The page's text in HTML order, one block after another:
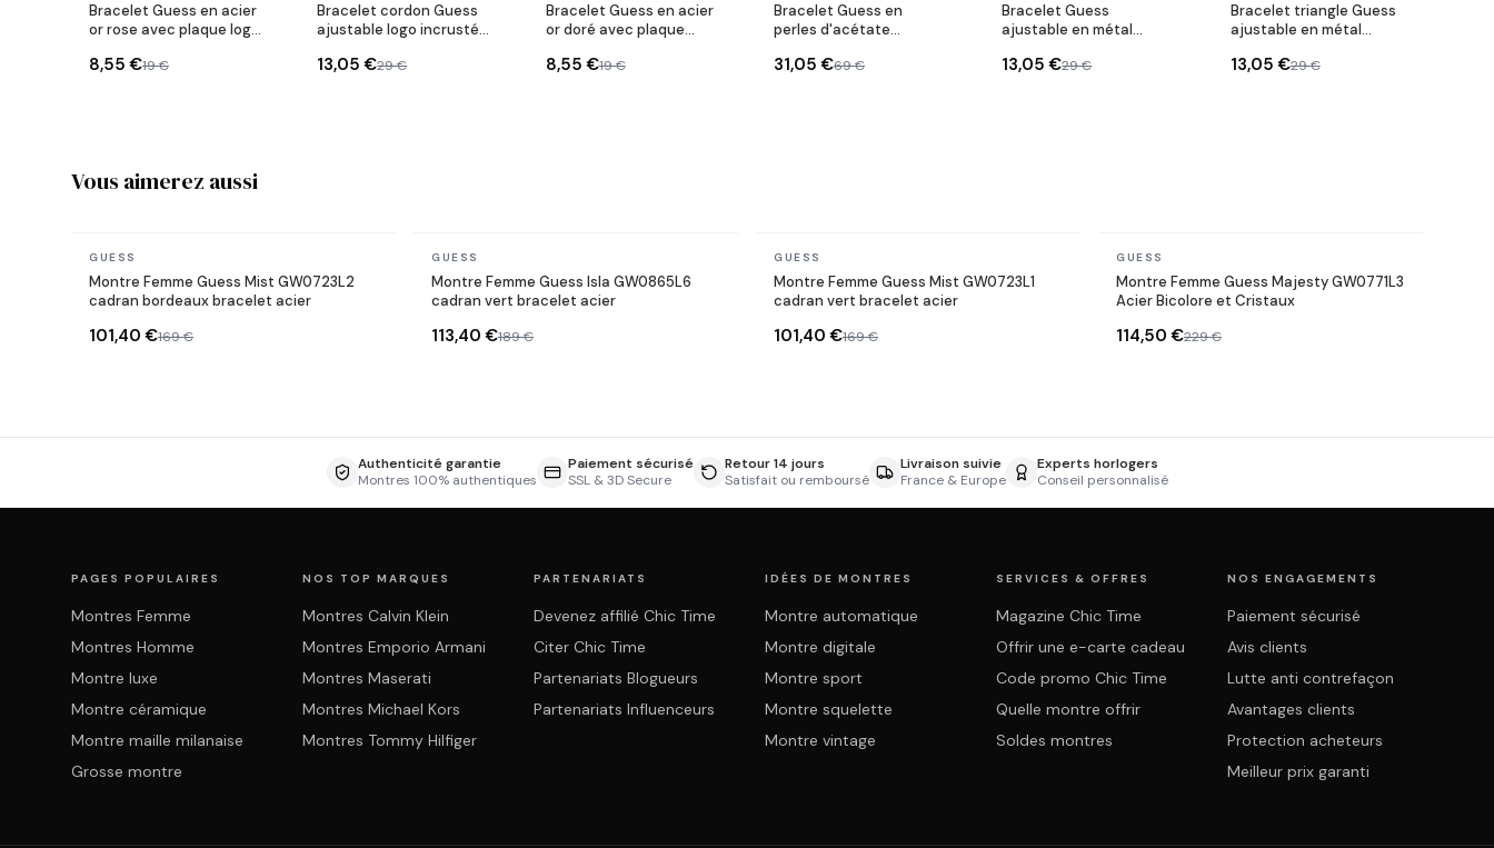
Bracelet Guess en acier
or rose avec plaque logo
8,55 €19 €
Bracelet cordon Guess
ajustable logo incrusté
13,05 €29 €
Bracelet Guess en acier
or doré avec plaque
8,55 €19 €
Bracelet Guess en
perles d'acétate
logo
31,05 €69 €
Bracelet Guess
ajustable en métal
de cristaux
13,05 €29 €
Bracelet triangle Guess
ajustable en métal
cristaux
13,05 €29 €
Vous aimerez aussi
En stock
GUESS
Montre Femme Guess Mist GW0723L2
cadran bordeaux bracelet acier
101,40 €169 €
En stock
GUESS
Montre Femme Guess Isla GW0865L6
cadran vert bracelet acier
113,40 €189 €
En stock
GUESS
Montre Femme Guess Mist GW0723L1
cadran vert bracelet acier
101,40 €169 €
En stock
GUESS
Montre Femme Guess Majesty GW0771L3
Acier Bicolore et Cristaux
114,50 €229 €
Authenticité garantie
Montres 100% authentiques
Paiement sécurisé
SSL & 3D Secure
Retour 14 jours
Satisfait ou remboursé
Livraison suivie
France & Europe
Experts horlogers
Conseil personnalisé
PAGES POPULAIRES
Montres Femme
Montres Homme
Montre luxe
Montre céramique
Montre maille milanaise
Grosse montre
NOS TOP MARQUES
Montres Calvin Klein
Montres Emporio Armani
Montres Maserati
Montres Michael Kors
Montres Tommy Hilfiger
PARTENARIATS
Devenez affilié Chic Time
Citer Chic Time
Partenariats Blogueurs
Partenariats Influenceurs
IDÉES DE MONTRES
Montre automatique
Montre digitale
Montre sport
Montre squelette
Montre vintage
SERVICES & OFFRES
Magazine Chic Time
Offrir une e-carte cadeau
Code promo Chic Time
Quelle montre offrir
Soldes montres
NOS ENGAGEMENTS
Paiement sécurisé
Avis clients
Lutte anti contrefaçon
Avantages clients
Protection acheteurs
Meilleur prix garanti